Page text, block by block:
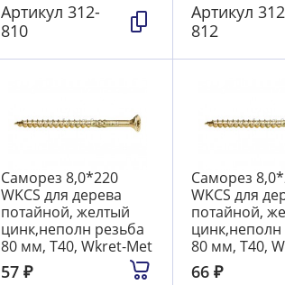
Артикул 312-
810
Артикул
812
Саморез 8,0*220
WKCS для дерева
потайной, желтый
цинк,неполн резьба
80 мм, T40, Wkret-Met
57 ₽
Саморез
WKCS для
потайной,
цинк,неполн
80 мм, T40,
66 ₽